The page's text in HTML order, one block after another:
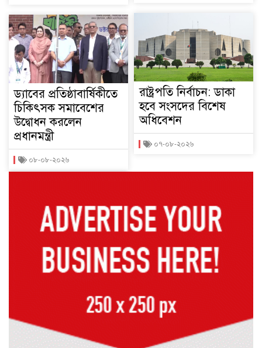
ড্যাবের প্রতিষ্ঠাবার্ষিকীতে
চিকিৎসক সমাবেশের
উদ্বোধন করলেন
প্রধানমন্ত্রী
০৮-০৮-২০২৬
রাষ্ট্রপতি নির্বাচন: ডাকা
হবে সংসদের বিশেষ
অধিবেশন
০৭-০৮-২০২৬